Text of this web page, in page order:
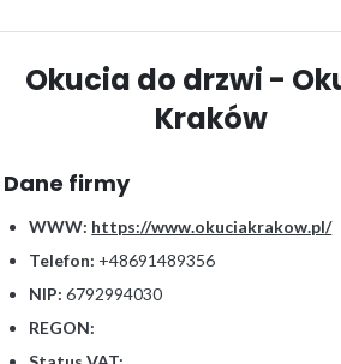
Okucia do drzwi -
Kraków
Dane firmy
WWW: https://www.okuciakrakow.pl/
Telefon: +48691489356
NIP: 6792994030
REGON: